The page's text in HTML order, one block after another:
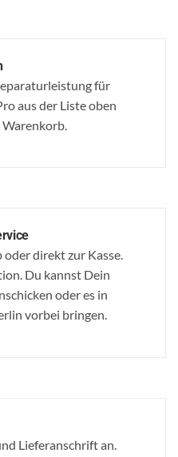
für
aus der Liste oben
direkt zur Kasse.
Du kannst Dein
oder es in
vorbei bringen.
Lieferanschrift an.